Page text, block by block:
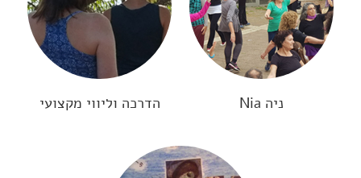
ניה Nia הדרכה וליווי מקצועי